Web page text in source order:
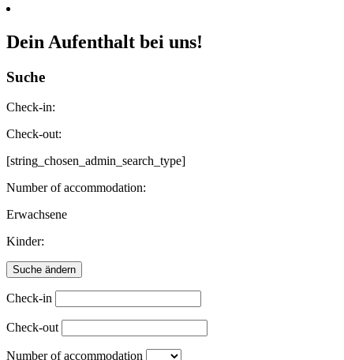
Dein Aufenthalt bei uns!
Suche
Check-in:
Check-out:
[string_chosen_admin_search_type]
Number of accommodation:
Erwachsene
Kinder:
Check-in
Check-out
Number of accommodation